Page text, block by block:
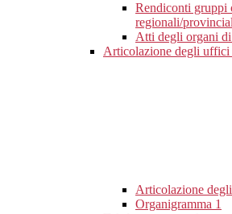
Rendiconti gruppi
regionali/
Atti degli organi
Articolazione degli uffici
Articolazione
Organigramma 1